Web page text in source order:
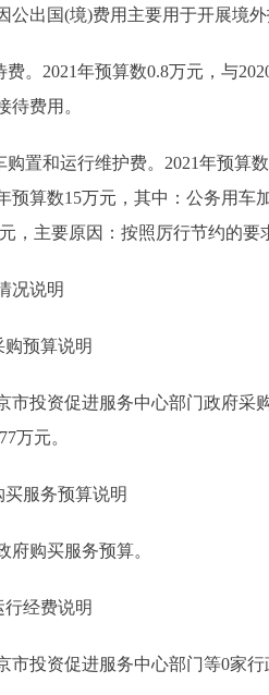
公出国(境)费用主要用于开展境
2021年预算数0.8万元，与
待费用。
和运行维护费。2021年预算数
预算数15万元，其中：公务用车
，主要原因：按照厉行节约的要
说明
预算说明
投资促进服务中心部门政府采购
万元。
服务预算说明
购买服务预算。
经费说明
投资促进服务中心部门等0家行